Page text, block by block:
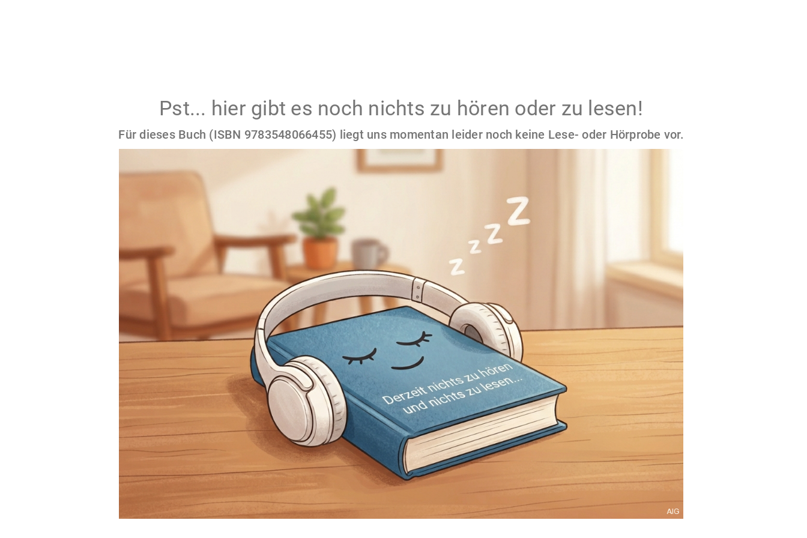
Pst... hier gibt es noch nichts zu hören oder zu lesen!
Für dieses Buch (ISBN 9783548066455) liegt uns momentan leider noch keine Lese- oder Hörprobe vor.